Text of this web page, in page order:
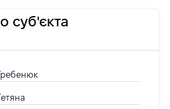
суб'єкта